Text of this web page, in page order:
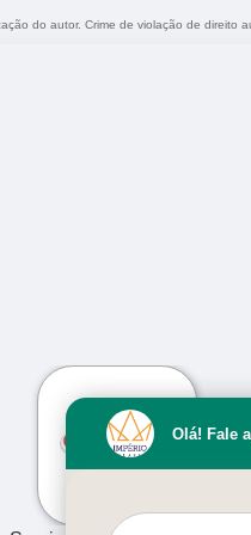
do autor. Crime de violação de direito
›
Olá! Fale